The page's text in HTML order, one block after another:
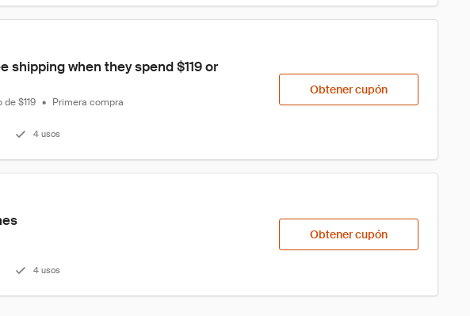
shipping when they spend $119 or
$119 • Primera compra
4 usos
Obtener cupón
4 usos
Obtener cupón